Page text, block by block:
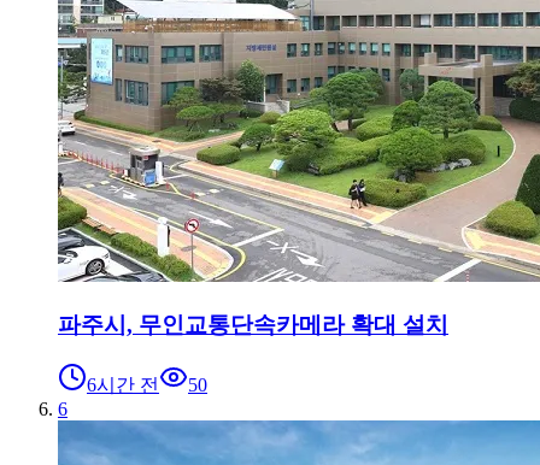
파주시, 무인교통단속카메라 확대 설치
6시간 전
50
6